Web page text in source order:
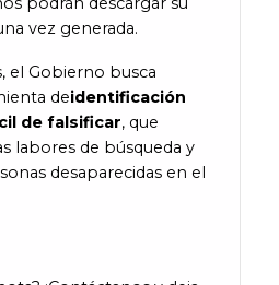
vez generada.
el Gobierno busca
deidentificación
de falsificar, que
labores de búsqueda y
desaparecidas en el